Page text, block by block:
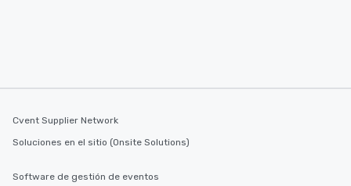
Cvent Supplier Network
Soluciones en el sitio (Onsite Solutions)
Software de gestión de eventos